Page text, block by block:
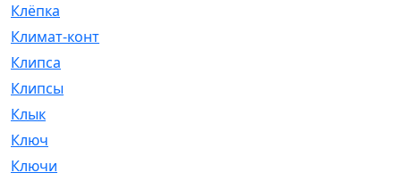
Клёпка
Климат-контроль
Клипса
Клипсы
Клык
Ключ
Ключи